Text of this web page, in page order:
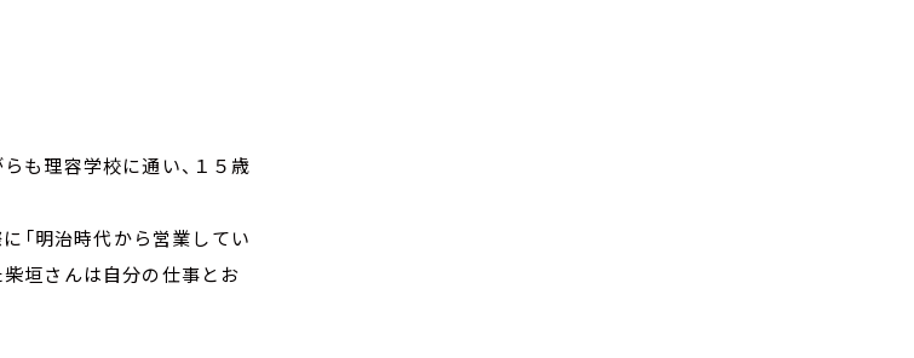
も理容学校に通い、１５歳
「明治時代から営業してい
垣さんは自分の仕事とお